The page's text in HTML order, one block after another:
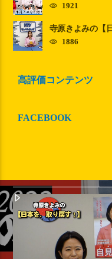
1921
寺原きよみの【
1886
高評価コンテンツ
FACEBOOK
【メタバース】